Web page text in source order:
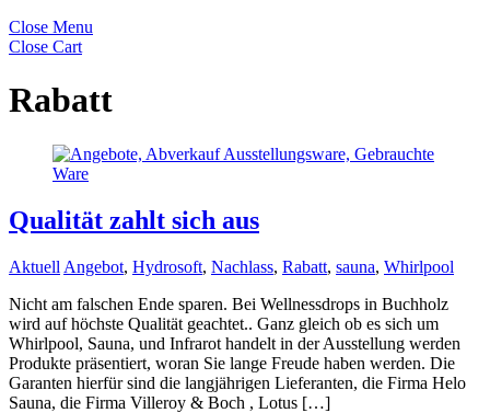
Close Menu
Close Cart
Rabatt
Qualität zahlt sich aus
Aktuell Angebot, Hydrosoft, Nachlass, Rabatt, sauna, Whirlpool
Nicht am falschen Ende sparen. Bei Wellnessdrops in Buchholz
wird auf höchste Qualität geachtet.. Ganz gleich ob es sich um
Whirlpool, Sauna, und Infrarot handelt in der Ausstellung werden
Produkte präsentiert, woran Sie lange Freude haben werden. Die
Garanten hierfür sind die langjährigen Lieferanten, die Firma Helo
Sauna, die Firma Villeroy & Boch , Lotus […]